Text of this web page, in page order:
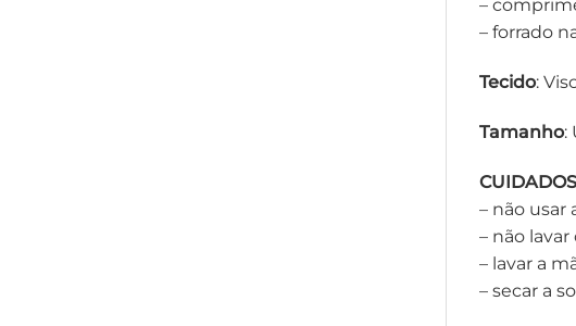
–
– forrado
Tecido:
Tamanho:
– não usar
– não
– lavar a
– secar a